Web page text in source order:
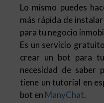
Lo mismo puedes
más rápida de instalar
para tu negocio
Es un servicio
crear un bot para
necesidad de saber
tiene un tutorial en
bot en ManyChat.